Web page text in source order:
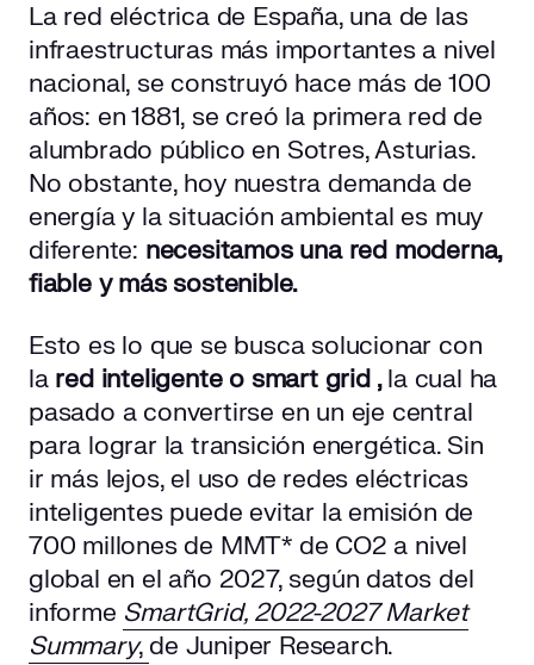
La red eléctrica de España, una de las
infraestructuras más importantes a nivel
nacional, se construyó hace más de 100
años: en 1881, se creó la primera red de
alumbrado público en Sotres, Asturias.
No obstante, hoy nuestra demanda de
energía y la situación ambiental es muy
diferente: necesitamos una red moderna,
fiable y más sostenible.
Esto es lo que se busca solucionar con
la red inteligente o smart grid ,la cual ha
pasado a convertirse en un eje central
para lograr la transición energética. Sin
ir más lejos, el uso de redes eléctricas
inteligentes puede evitar la emisión de
700 millones de MMT* de CO2 a nivel
global en el año 2027, según datos del
informe SmartGrid, 2022-2027 Market
Summary, de Juniper Research.